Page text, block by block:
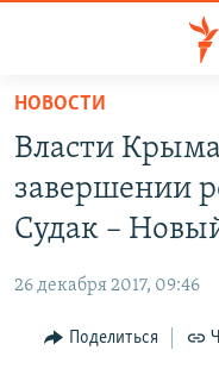
Вернуться
основному
содержанию
Вернутся
главной
навигации
Вернутся
СПЕЦПРОЕКТЫ
11 ЛЕТ ОККУПАЦИИ
ВОДА
ЕЩЕ
ИНТЕРАКТИВ
РАДІО СВОБОДА
НОВОСТИ
Власти
завершении
Судак –
26 декабря 2017, 09:46
Поделиться